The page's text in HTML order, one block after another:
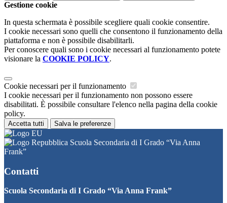
Gestione cookie
In questa schermata è possibile scegliere quali cookie consentire.
I cookie necessari sono quelli che consentono il funzionamento della
piattaforma e non è possibile disabilitarli.
Per conoscere quali sono i cookie necessari al funzionamento potete
visionare la COOKIE POLICY.
Cookie necessari per il funzionamento
I cookie necessari per il funzionamento non possono essere
disabilitati. È possibile consultare l'elenco nella pagina della cookie
policy.
Accetta tutti Salva le preferenze
Scuola Secondaria di I Grado “Via Anna
Frank”
Contatti
Scuola Secondaria di I Grado “Via Anna Frank”